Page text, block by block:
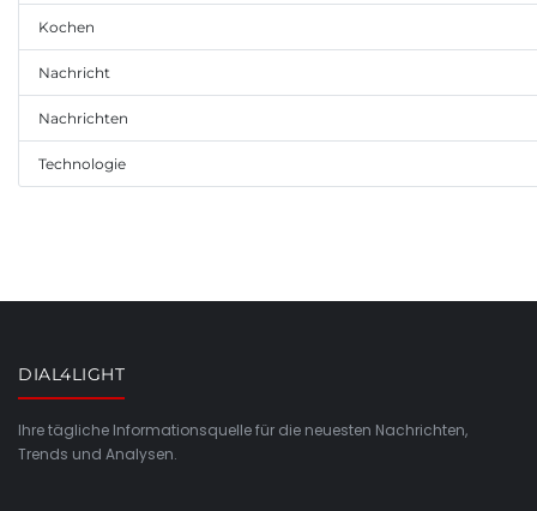
Kochen
Nachricht
Nachrichten
Technologie
DIAL4LIGHT
Ihre tägliche Informationsquelle für die neuesten Nachrichten,
Trends und Analysen.